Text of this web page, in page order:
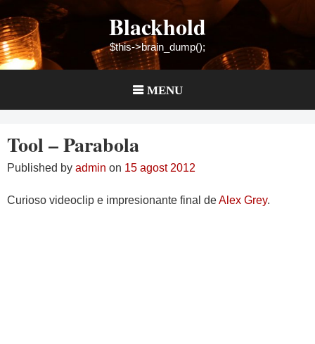
to
content
Blackhold
$this->brain_dump();
MENU
Tool – Parabola
Published by admin on 15 agost 2012
Curioso videoclip e impresionante final deAlex Grey.